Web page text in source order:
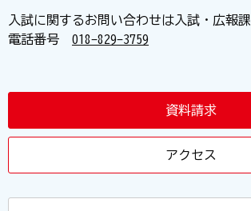
入試に関するお問い合わせは入試・広報課
電話番号 018-829-3759
資料請求
アクセス